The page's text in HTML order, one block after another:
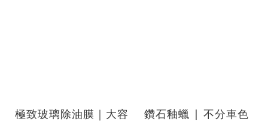
極致玻璃除油膜｜大容
鑽石釉蠟 | 不分車色